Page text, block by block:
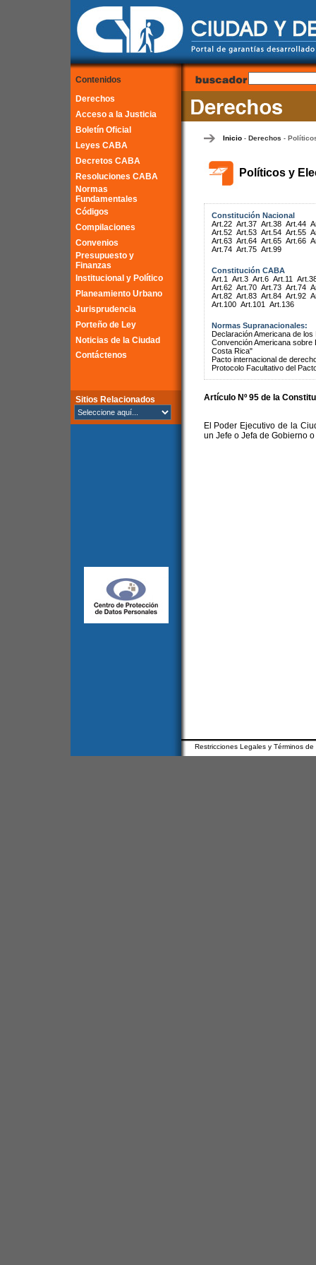
Contenidos
Derechos
Acceso a la Justicia
Boletín Oficial
Leyes CABA
Decretos CABA
Resoluciones CABA
Normas
Fundamentales
Códigos
Compilaciones
Convenios
Presupuesto y
Finanzas
Institucional y Político
Planeamiento Urbano
Jurisprudencia
Porteño de Ley
Noticias de la Ciudad
Contáctenos
Sitios Relacionados
Inicio- Derechos -
Políticos y
Constitución Nacional
Art.22 Art.37 Art.38 Art.44
Art.52 Art.53 Art.54 Art.55
Art.63 Art.64 Art.65 Art.66
Art.74 Art.75 Art.99
Constitución CABA
Art.1
Art.3 Art.6 Art.11
Art.62 Art.70 Art.73 Art.74
Art.82 Art.83 Art.84 Art.92
Art.100 Art.101 Art.136
Normas Supranacionales:
Declaración Americana de
Convención Americana
Costa Rica"
Pacto internacional de
Protocolo Facultativo del
Artículo Nº 95 de la
El Poder Ejecutivo de la
un Jefe o Jefa de Gobierno
Restricciones Legales y Términos de